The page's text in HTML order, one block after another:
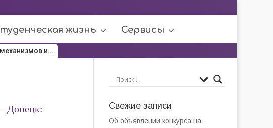
жизнь Сервисы
и...
Донецк:
Свежие записи
Об объявлении конкурса на